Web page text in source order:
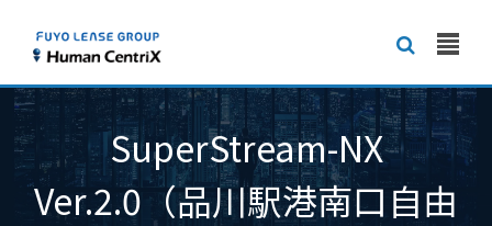
SuperStream-NX
Ver.2.0（品川駅港南口自由